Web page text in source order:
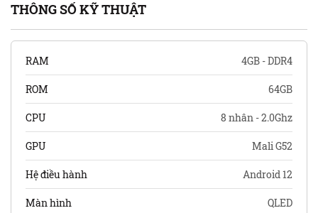
THÔNG SỐ KỸ THUẬT
RAM 4GB - DDR4
ROM 64GB
CPU 8 nhân - 2.0Ghz
GPU Mali G52
Hệ điều hành Android 12
Màn hình QLED